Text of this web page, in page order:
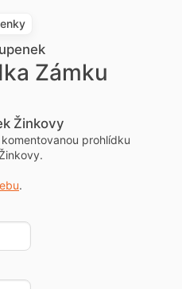
Zámku
Žinkovy
prohlídku
.